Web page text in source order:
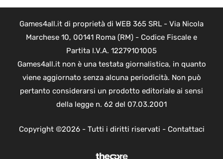
Games4all.it di proprietà di WEB 365 SRL - Via Nicola
Marchese 10, 00141 Roma (RM) - Codice Fiscale e
Partita I.V.A. 12279101005
Games4all.it non è una testata giornalistica, in quanto
viene aggiornato senza alcuna periodicità. Non può
pertanto considerarsi un prodotto editoriale ai sensi
della legge n. 62 del 07.03.2001
Copyright ©2026 - Tutti i diritti riservati - Contattaci